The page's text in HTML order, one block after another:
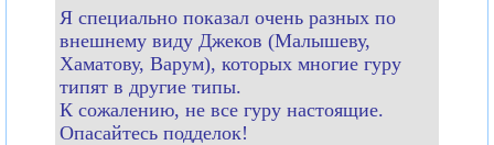
Я специально показал очень разных по
внешнему виду Джеков (Малышеву,
Хаматову, Варум), которых многие гуру
типят в другие типы.
К сожалению, не все гуру настоящие.
Опасайтесь подделок!